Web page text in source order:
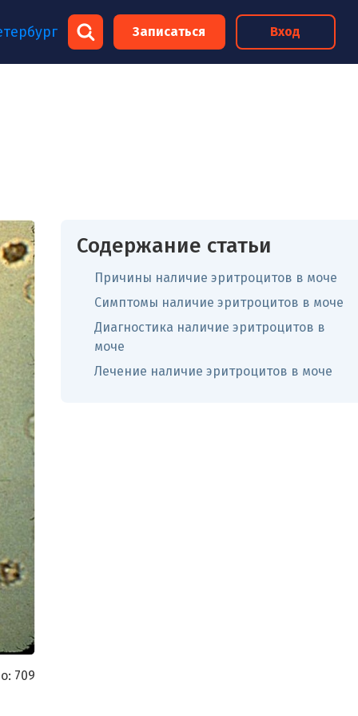
Записаться Вход
709
Содержание статьи
Причины наличие эритроцитов в моче
Симптомы наличие эритроцитов в моче
Диагностика наличие эритроцитов в
моче
Лечение наличие эритроцитов в моче
×